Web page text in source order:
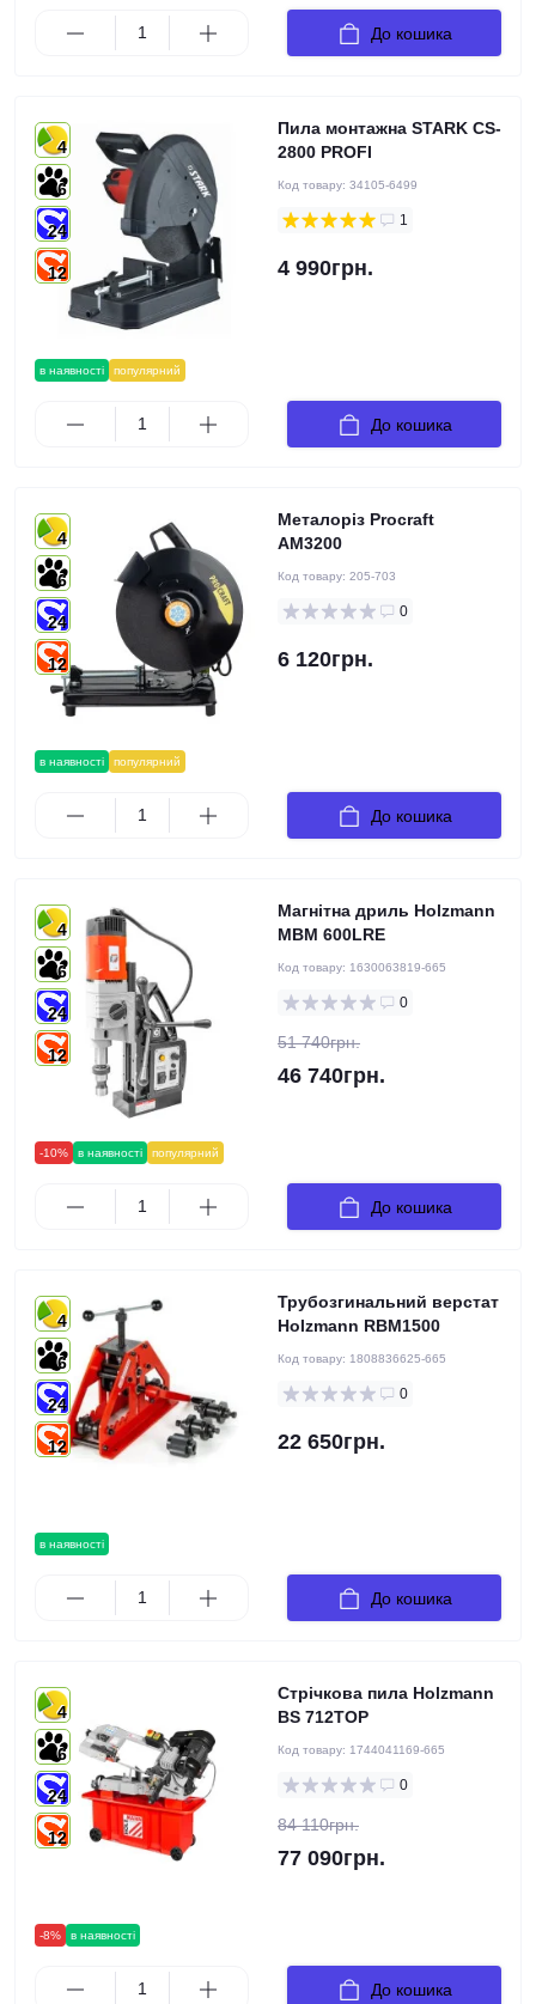
До кошика
в наявності популярний
4
6
24
12
Пила монтажна STARK CS-
2800 PROFI
Код товару: 34105-6499
1
4 990грн.
До кошика
в наявності популярний
4
6
24
12
Металоріз Procraft
AM3200
Код товару: 205-703
0
6 120грн.
До кошика
-10% в наявності популярний
4
6
24
12
Магнітна дриль Holzmann
MBM 600LRE
Код товару: 1630063819-665
0
51 740грн.
46 740грн.
До кошика
в наявності
4
6
24
12
Трубозгинальний верстат
Holzmann RBM1500
Код товару: 1808836625-665
0
22 650грн.
До кошика
-8% в наявності
4
6
24
12
Стрічкова пила Holzmann
BS 712TOP
Код товару: 1744041169-665
0
84 110грн.
77 090грн.
До кошика